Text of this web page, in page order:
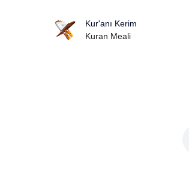
Kur'anı Kerim
Kuran Meali